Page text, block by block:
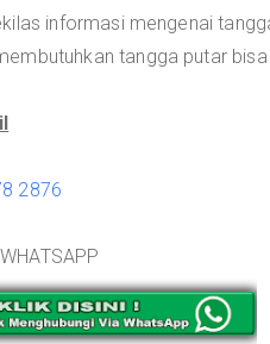
informasi mengenai
tangga putar
2876